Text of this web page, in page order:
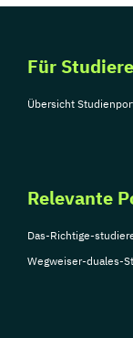
Für
Übersicht
Relevante
Das-Richtige-
Wegweiser-duales-